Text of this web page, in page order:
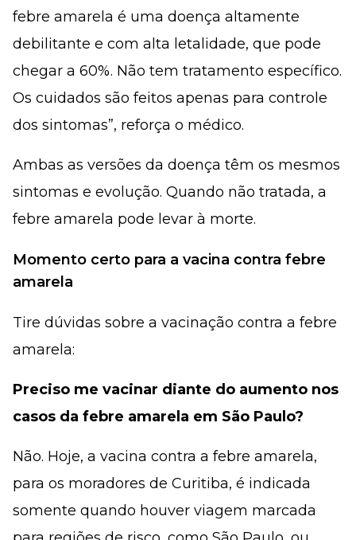
febre amarela é uma doença altamente
debilitante e com alta letalidade, que pode
chegar a 60%. Não tem tratamento específico.
Os cuidados são feitos apenas para controle
dos sintomas”, reforça o médico.
Ambas as versões da doença têm os mesmos
sintomas e evolução. Quando não tratada, a
febre amarela pode levar à morte.
Momento certo para a vacina contra febre
amarela
Tire dúvidas sobre a vacinação contra a febre
amarela:
Preciso me vacinar diante do aumento nos
casos da febre amarela em São Paulo?
Não. Hoje, a vacina contra a febre amarela,
para os moradores de Curitiba, é indicada
somente quando houver viagem marcada